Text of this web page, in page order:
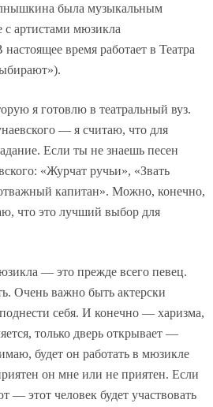
была музыкальным
с артистами мюзикла
время работает в Театра
я готовлю в театральный вуз.
— я считаю, что для
Если ты не знаешь песен
«Журчат ручьи», «Звать
капитан». Можно, конечно,
что это лучший выбор для
— это прежде всего певец.
Очень важно быть актерски
себя. И конечно — харизма,
только дверь открывает —
будет он работать в мюзикле
он мне или не приятен. Если
— этот человек будет участвовать